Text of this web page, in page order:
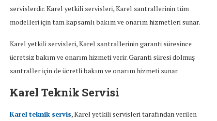
servislerdir. Karel yetkili servisleri, Karel santrallerinin tüm
modelleri için tam kapsamlı bakım ve onarım hizmetleri sunar.
Karel yetkili servisleri, Karel santrallerinin garanti süresince
ücretsiz bakım ve onarım hizmeti verir. Garanti süresi dolmuş
santraller için de ücretli bakım ve onarım hizmeti sunar.
Karel Teknik Servisi
Karel teknik servis, Karel yetkili servisleri tarafından verilen